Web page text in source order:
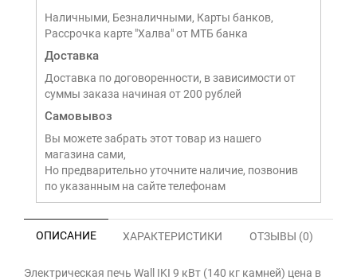
Наличными, Безналичными, Карты банков,
Рассрочка карте "Халва" от МТБ банка
Доставка
Доставка по договоренности, в зависимости от
суммы заказа начиная от 200 рублей
Самовывоз
Вы можете забрать этот товар из нашего
магазина сами,
Но предварительно уточните наличие, позвонив
по указанным на сайте телефонам
ОПИСАНИЕ ХАРАКТЕРИСТИКИ ОТЗЫВЫ (0)
Электрическая печь Wall IKI 9 кВт (140 кг камней) цена в